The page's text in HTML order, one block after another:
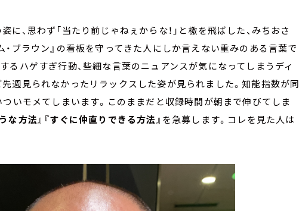
、思わず「当たり前じゃねぇからな！」と檄を飛ばした、みちおさ
・ブラウン』の看板を守ってきた人にしか言えない重みのある言葉で
るハゲすぎ行動、些細な言葉のニュアンスが気になってしまうディ
週見られなかったリラックスした姿が見られました。知能指数が同
いモメてしまいます。このままだと収録時間が朝まで伸びてしま
な方法』『すぐに仲直りできる方法』 を急募します。コレを見た人は